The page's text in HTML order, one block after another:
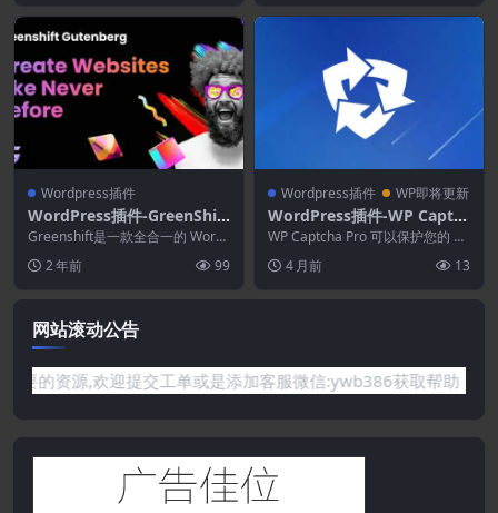
Wordpress插件
WordPress插件-GreenShift
All in One 10.2.3–动画生成
器插件
Greenshift是一款全合一的 Word
Press 动画和页面构建器插件，
具...2 年前 99
Wordpress插件 WP即将更新
WordPress插件-WP Captc
ha Pro 5.36
WP Captcha Pro 可以保护您的 W
ordPress 网站免受垃圾评论...
4 月前 13
网站滚动公告
有你需要的资源,欢迎提交工单或是添加客服微信:ywb386获取帮